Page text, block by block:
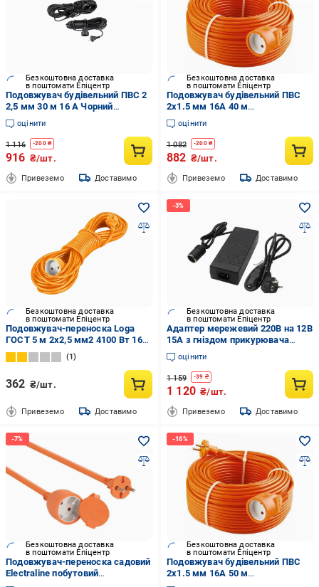
Безкоштовна доставка
в поштомати Епіцентр
Подовжувач будівельний ПВС 2
2,5 мм 30 м 16 А Чорний
(389076)
оцінити
1 116 -200₴
916 ₴/шт.
Привеземо Доставимо
Безкоштовна доставка
в поштомати Епіцентр
Подовжувач будівельний ПВС
2х1.5 мм 16А 40 м
Помаранчевий (4390876)
оцінити
1 082 -200₴
882 ₴/шт.
Привеземо Доставимо
Безкоштовна доставка
в поштомати Епіцентр
Подовжувач-переноска Loga
ГОСТ 5 м 2х2,5 мм2 4100 Вт 16А
250 В
1
362 ₴/шт.
Привеземо Доставимо
Безкоштовна доставка
в поштомати Епіцентр
Адаптер мережевий 220В на 12В
15А з гніздом прикурювача
(7584e736)
оцінити
1 159 -39 ₴
1 120 ₴/шт.
Привеземо Доставимо
Безкоштовна доставка
в поштомати Епіцентр
Подовжувач-переноска садовий
Electraline побутовий
універсальний на 1 розетку
Безкоштовна доставка
в поштомати Епіцентр
Подовжувач будівельний ПВС
2х1.5 мм 16А 50 м
Помаранчевий (4389076)